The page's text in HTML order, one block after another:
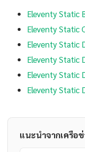
Eleventy Static
Eleventy Static
Eleventy Static
Eleventy Static
Eleventy Static
Eleventy Static
แนะนำจากเครือ